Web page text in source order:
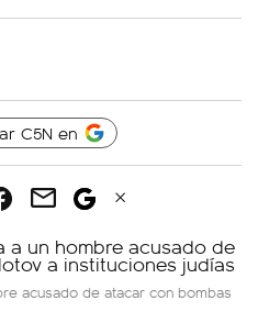
C5N en
acusado de atacar con bombas